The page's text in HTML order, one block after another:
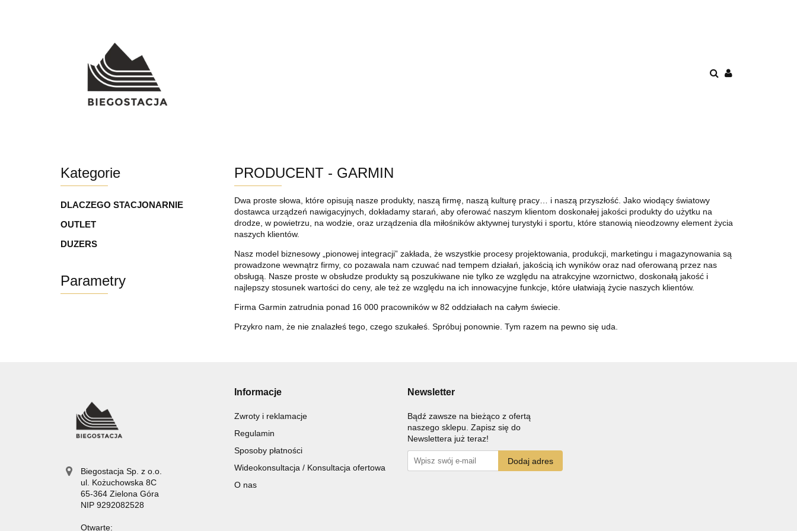
Kategorie
DLACZEGO STACJONARNIE
OUTLET
DUZERS
Parametry
PRODUCENT - GARMIN
Dwa proste słowa, które opisują nasze produkty, naszą firmę, naszą kulturę pracy… i naszą przyszłość. Jako wiodący światowy
dostawca urządzeń nawigacyjnych, dokładamy starań, aby oferować naszym klientom doskonałej jakości produkty do użytku na
drodze, w powietrzu, na wodzie, oraz urządzenia dla miłośników aktywnej turystyki i sportu, które stanowią nieodzowny element życia
naszych klientów.
Nasz model biznesowy „pionowej integracji” zakłada, że wszystkie procesy projektowania, produkcji, marketingu i magazynowania są
prowadzone wewnątrz firmy, co pozawala nam czuwać nad tempem działań, jakością ich wyników oraz nad oferowaną przez nas
obsługą. Nasze proste w obsłudze produkty są poszukiwane nie tylko ze względu na atrakcyjne wzornictwo, doskonałą jakość i
najlepszy stosunek wartości do ceny, ale też ze względu na ich innowacyjne funkcje, które ułatwiają życie naszych klientów.
Firma Garmin zatrudnia ponad 16 000 pracowników w 82 oddziałach na całym świecie.
Przykro nam, że nie znalazłeś tego, czego szukałeś. Spróbuj ponownie. Tym razem na pewno się uda.
Biegostacja Sp. z o.o.
ul. Kożuchowska 8C
65-364 Zielona Góra
NIP 9292082528
Otwarte:
Informacje
Zwroty i reklamacje
Regulamin
Sposoby płatności
Wideokonsultacja / Konsultacja ofertowa
O nas
Newsletter
Bądź zawsze na bieżąco z ofertą
naszego sklepu. Zapisz się do
Newslettera już teraz!